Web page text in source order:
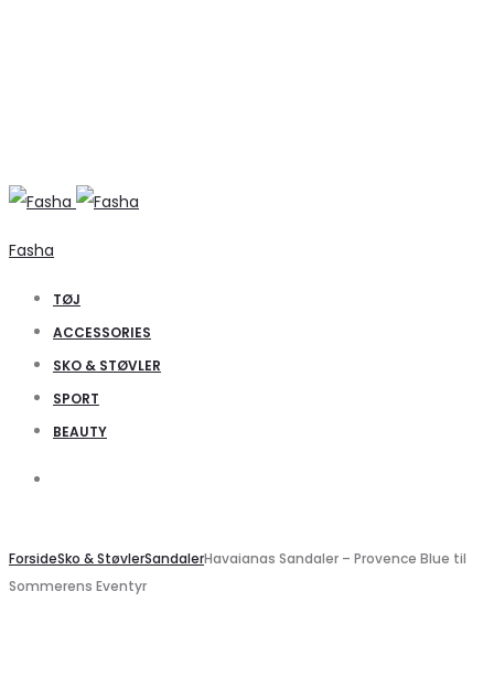
Fasha
TØJ
ACCESSORIES
SKO & STØVLER
SPORT
BEAUTY
ForsideSko & StøvlerSandalerHavaianas Sandaler – Provence Blue til
Sommerens Eventyr